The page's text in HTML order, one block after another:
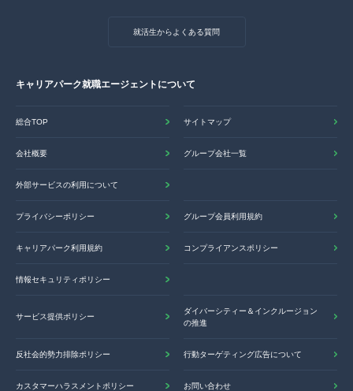
就活生からよくある質問
キャリアパーク就職エージェントについて
総合TOP サイトマップ
会社概要 グループ会社一覧
外部サービスの利用について
プライバシーポリシー グループ会員利用規約
キャリアパーク利用規約 コンプライアンスポリシー
情報セキュリティポリシー
サービス提供ポリシー
ダイバーシティー＆インクルージョン
の推進
反社会的勢力排除ポリシー 行動ターゲティング広告について
カスタマーハラスメントポリシー お問い合わせ